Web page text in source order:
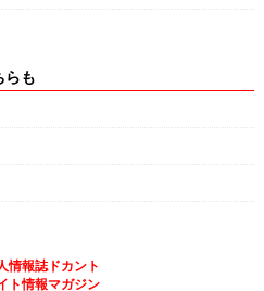
らも
情報誌ドカント
ト情報マガジン